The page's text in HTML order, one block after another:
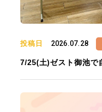
投稿日 2026.07.28
7/25(土)ゼスト御池で